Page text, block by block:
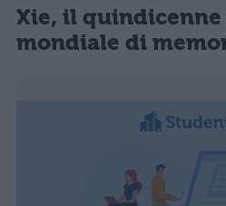
Xie, il quindicenne
mondiale di